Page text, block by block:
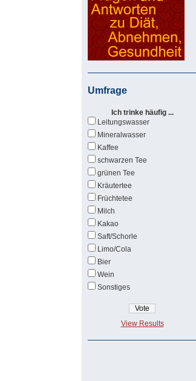
Umfrage
Ich trinke häufig ...
Leitungswasser
Mineralwasser
Kaffee
schwarzen Tee
grünen Tee
Kräutertee
Früchtetee
Milch
Kakao
Saft/Schorle
Limo/Cola
Bier
Wein
Sonstiges
View Results